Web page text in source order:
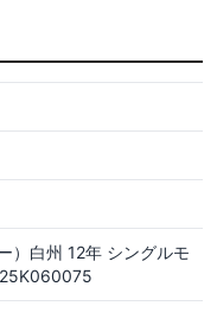
）白州 12年 シングルモ